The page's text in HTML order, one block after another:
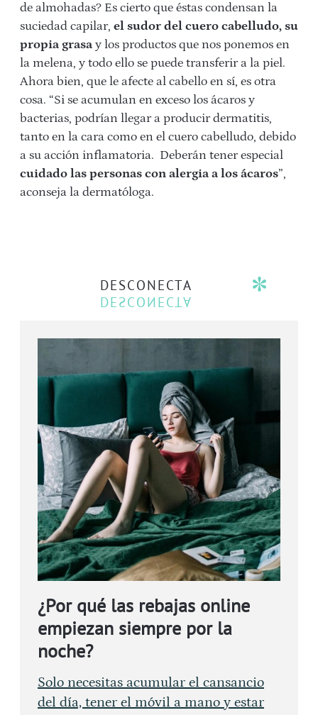
de almohadas? Es cierto que éstas condensan la
suciedad capilar, el sudor del cuero cabelludo, su
propia grasa y los productos que nos ponemos en
la melena, y todo ello se puede transferir a la piel.
Ahora bien, que le afecte al cabello en sí, es otra
cosa. “Si se acumulan en exceso los ácaros y
bacterias, podrían llegar a producir dermatitis,
tanto en la cara como en el cuero cabelludo, debido
a su acción inflamatoria. Deberán tener especial
cuidado las personas con alergia a los ácaros”,
aconseja la dermatóloga.
DESCONECTA
¿Por qué las rebajas online
empiezan siempre por la
noche?
Solo necesitas acumular el cansancio
del día, tener el móvil a mano y estar